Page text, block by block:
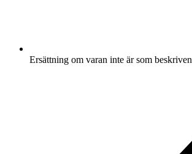
Ersättning om varan inte är som beskriven